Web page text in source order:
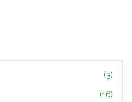
(3)
(16)